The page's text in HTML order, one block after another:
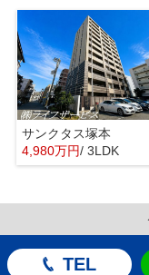
サンクタス塚本
4,980万円/ 3LDK
TEL